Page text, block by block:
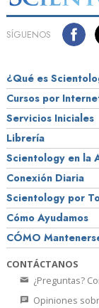
SÍGUENOS
¿Qué es
Cursos por
Servicios Iniciales
Librería
Scientology en la
Conexión Diaria
Scientology por
Cómo Ayudamos
CÓMO
CONTÁCTANOS
¿Preguntas?
Opiniones